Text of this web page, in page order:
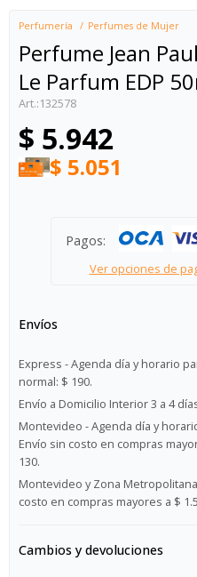
Perfumería Perfumes de Mujer
Perfume Jean
Le Parfum EDP
132578
$ 5.942
$ 5.051
Pagos:
Ver opciones de
Envíos
Express - Agenda día y horario
normal: $ 190.
Envío a Domicilio Interior 3 a 4
Montevideo - Agenda día y
Envío sin costo en compras
130.
Montevideo y Zona
costo en compras mayores a $
Cambios y devoluciones